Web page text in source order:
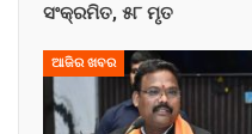
ସଂକ୍ରମିତ, ୫୮ ମୃତ
ଆଜିର ଖବର